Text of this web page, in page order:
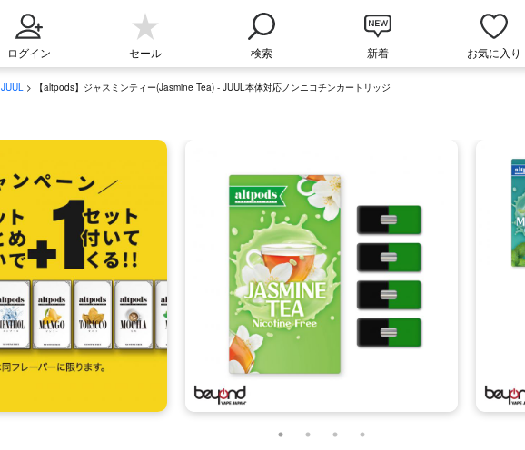
ログイン セール 検索 新着 お気に入り
JUUL > 【altpods】ジャスミンティー(Jasmine Tea) - JUUL本体対応ノンニコチンカートリッジ